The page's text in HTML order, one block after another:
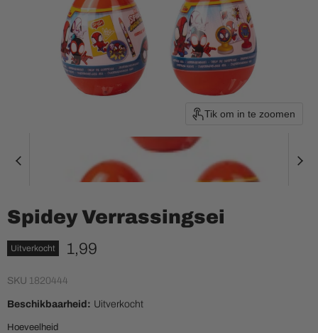
Tik om in te zoomen
Spidey Verrassingsei
Uitverkocht Huidige prijs
1,99
SKU 1820444
Beschikbaarheid: Uitverkocht
Hoeveelheid